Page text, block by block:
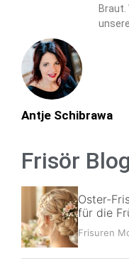
Antje Schibrawa
Frisör Blog
Oster-
für die
Frisuren
Braut.